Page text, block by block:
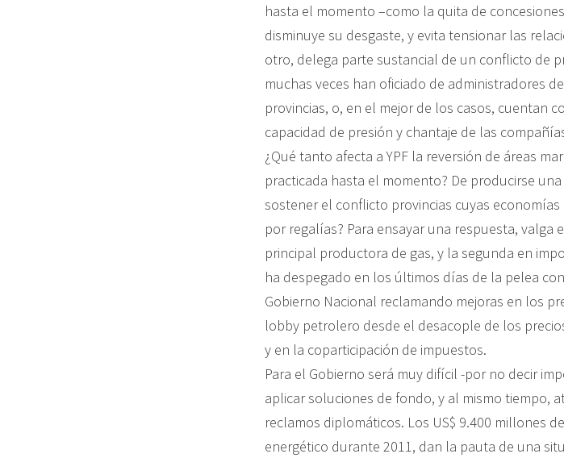
hasta el momento –como la quita de
disminuye su desgaste, y evita tensionar las
otro, delega parte sustancial de un conflicto de
muchas veces han oficiado de administradores
provincias, o, en el mejor de los casos, cuentan
capacidad de presión y chantaje de las
¿Qué tanto afecta a YPF la reversión de áreas
practicada hasta el momento? De producirse
sostener el conflicto provincias cuyas
por regalías? Para ensayar una respuesta, valga
principal productora de gas, y la segunda en
ha despegado en los últimos días de la pelea
Gobierno Nacional reclamando mejoras en los
lobby petrolero desde el desacople de los
y en la coparticipación de impuestos.
Para el Gobierno será muy difícil -por no decir
aplicar soluciones de fondo, y al mismo tiempo,
reclamos diplomáticos. Los US$ 9.400 millones
energético durante 2011, dan la pauta de una